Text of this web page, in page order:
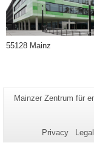
55128 Mainz
Page-
Mainzer Zentrum für
Privacy